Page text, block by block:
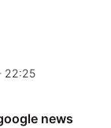
22:25
news